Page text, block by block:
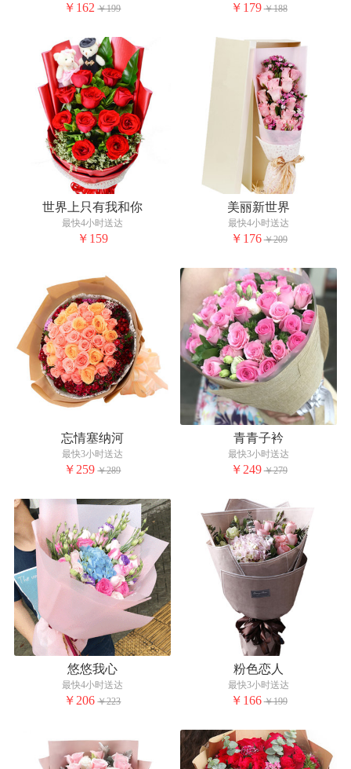
￥162 ￥199 ￥179 ￥188
世界上只有我和你
最快4小时送达
￥159
美丽新世界
最快4小时送达
￥176 ￥209
忘情塞纳河
最快3小时送达
￥259 ￥289
青青子衿
最快3小时送达
￥249 ￥279
悠悠我心
最快4小时送达
￥206 ￥223
粉色恋人
最快3小时送达
￥166 ￥199